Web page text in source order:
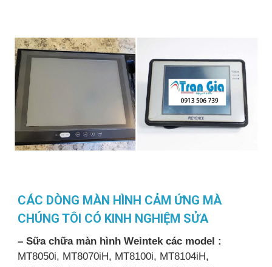
CÁC DÒNG MÀN HÌNH CẢM ỨNG MÀ
CHÚNG TÔI CÓ KINH NGHIỆM SỬA
– Sữa chữa màn hình Weintek các model :
MT8050i, MT8070iH, MT8100i, MT8104iH,